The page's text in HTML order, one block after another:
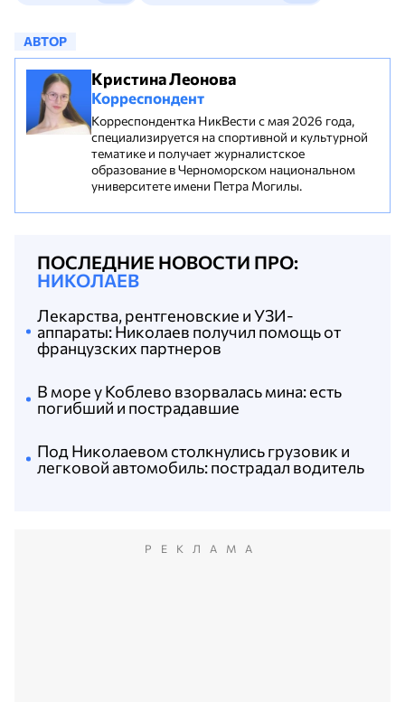
АВТОР
Кристина Леонова
Корреспондент
Корреспондентка НикВести с мая 2026 года,
специализируется на спортивной и культурной
тематике и получает журналистское
образование в Черноморском национальном
университете имени Петра Могилы.
ПОСЛЕДНИЕ НОВОСТИ ПРО:
НИКОЛАЕВ
Под Николаевом столкнулись грузовик и
легковой автомобиль: пострадал водитель
В море у Коблево взорвалась мина: есть
погибший и пострадавшие
Лекарства, рентгеновские и УЗИ-
аппараты: Николаев получил помощь от
французских партнеров
РЕКЛАМА